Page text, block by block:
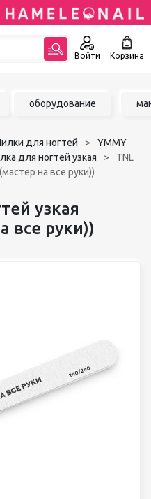
Войти Корзина
оборудование
для ногтей
YMMY
для ногтей узкая
TNL
на все руки))
узкая
все руки))